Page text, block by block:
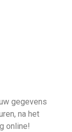
gegevens
na het
online!